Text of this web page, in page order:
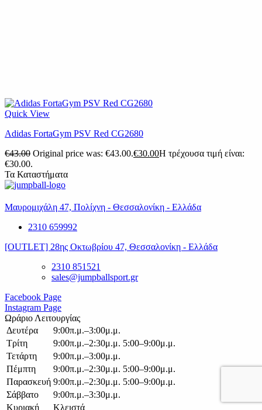
Quick View
Adidas FortaGym PSV Red CG2680
€43.00 Original price was: €43.00.€30.00Η τρέχουσα τιμή είναι:
€30.00.
Τα Καταστήματα
Μαυρομιχάλη 47, Πολίχνη - Θεσσαλονίκη - Ελλάδα
2310 659992
[OUTLET] 28ης Οκτωβρίου 47, Θεσσαλονίκη - Ελλάδα
2310 851521
sales@jumpballsport.gr
Facebook Page
Instagram Page
Ωράριο Λειτουργίας
Δευτέρα
9:00π.μ.–3:00μ.μ.
Τρίτη
9:00π.μ.–2:30μ.μ. 5:00–9:00μ.μ.
Τετάρτη
9:00π.μ.–3:00μ.μ.
Πέμπτη
9:00π.μ.–2:30μ.μ. 5:00–9:00μ.μ.
Παρασκευή 9:00π.μ.–2:30μ.μ. 5:00–9:00μ.μ.
Σάββατο
9:00π.μ.–3:30μ.μ.
Κυριακή
Κλειστά